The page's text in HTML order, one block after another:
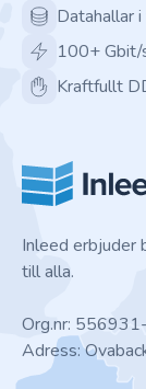
Datahallar
100+ Gbit/
Kraftfullt
Inleed erbjuder
till alla.
Org.nr:
Adress: